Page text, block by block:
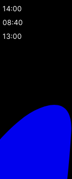
14:00
08:40
13:00